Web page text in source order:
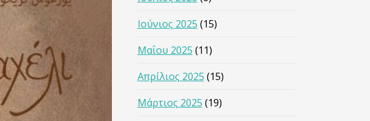
Ιούνιος 2025 (15)
Μαΐου 2025 (11)
Απρίλιος 2025 (15)
Μάρτιος 2025 (19)